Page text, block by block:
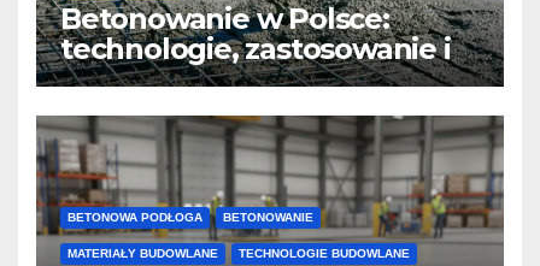
Betonowanie w Polsce:
technologie, zastosowanie i
design
BETONOWA PODŁOGA BETONOWANIE
MATERIAŁY BUDOWLANE TECHNOLOGIE BUDOWLANE